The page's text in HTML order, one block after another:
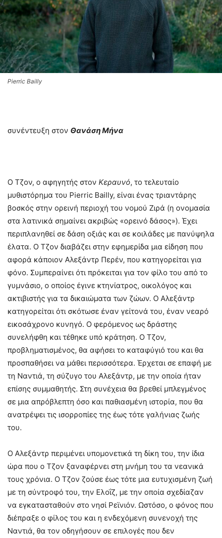
Pierric Bailly
συνέντευξη στον Θανάση Μήνα
Ο Τζον, ο αφηγητής στον Κεραυνό, το τελευταίο
μυθιστόρημα του Pierric Bailly, είναι ένας τριαντάρης
βοσκός στην ορεινή περιοχή του νομού Ζιρά (η ονομασία
στα λατινικά σημαίνει ακριβώς «ορεινό δάσος»). Έχει
περιπλανηθεί σε δάση οξιάς και σε κοιλάδες με πανύψηλα
έλατα. Ο Τζον διαβάζει στην εφημερίδα μια είδηση ​​που
αφορά κάποιον Αλεξάντρ Περέν, που κατηγορείται για
φόνο. Συμπεραίνει ότι πρόκειται για τον φίλο του από το
γυμνάσιο, ο οποίος έγινε κτηνίατρος, οικολόγος και
ακτιβιστής για τα δικαιώματα των ζώων. Ο Αλεξάντρ
κατηγορείται ότι σκότωσε έναν γείτονά του, έναν νεαρό
εικοσάχρονο κυνηγό. Ο φερόμενος ως δράστης
συνελήφθη και τέθηκε υπό κράτηση. Ο Τζον,
προβληματισμένος, θα αφήσει το καταφύγιό του και θα
προσπαθήσει να μάθει περισσότερα. Έρχεται σε επαφή με
τη Ναντιά, τη σύζυγο του Αλεξάντρ, με την οποία ήταν
επίσης συμμαθητής. Στη συνέχεια θα βρεθεί μπλεγμένος
σε μια απρόβλεπτη όσο και παθιασμένη ιστορία, που θα
ανατρέψει τις ισορροπίες της έως τότε γαλήνιας ζωής
του.
Ο Αλεξάντρ περιμένει υπομονετικά τη δίκη του, την ίδια
ώρα που ο Τζον ξαναφέρνει στη μνήμη του τα νεανικά
τους χρόνια. Ο Τζον ζούσε έως τότε μια ευτυχισμένη ζωή
με τη σύντροφό του, την Ελοΐζ, με την οποία σχεδίαζαν
να εγκατασταθούν στο νησί Ρεϊνιόν. Ωστόσο, ο φόνος που
διέπραξε ο φίλος του και η ενδεχόμενη συνενοχή της
Ναντιά, θα τον οδηγήσουν σε επιλογές που δεν